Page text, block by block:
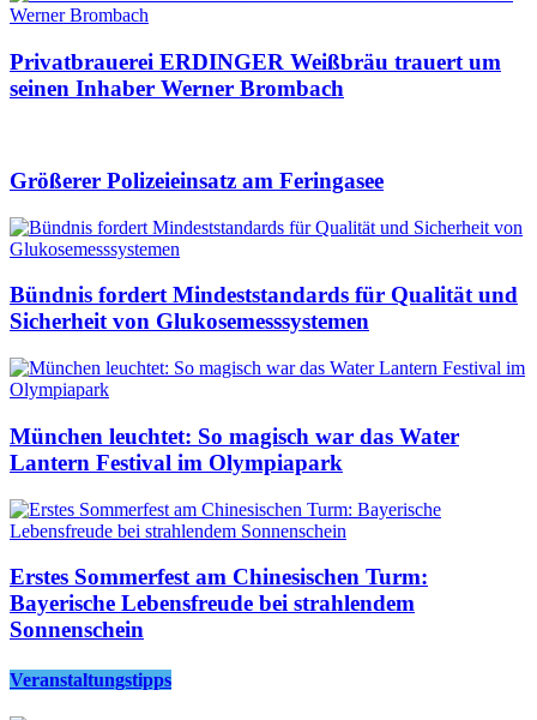
Privatbrauerei ERDINGER Weißbräu trauert um
seinen Inhaber Werner Brombach
Größerer Polizeieinsatz am Feringasee
Bündnis fordert Mindeststandards für Qualität und
Sicherheit von Glukosemesssystemen
München leuchtet: So magisch war das Water
Lantern Festival im Olympiapark
Erstes Sommerfest am Chinesischen Turm:
Bayerische Lebensfreude bei strahlendem
Sonnenschein
Veranstaltungstipps